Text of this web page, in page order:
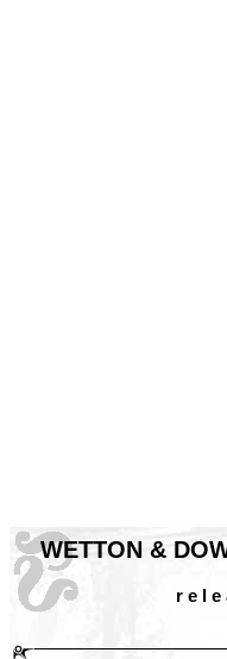
WETTON &
r e l e